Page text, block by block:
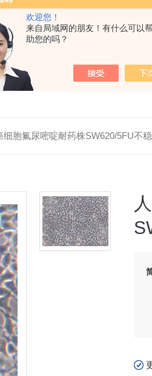
欢迎您！
来自局域网的朋友！有什么可以
助您的吗？
胞氟尿嘧啶耐药株SW620/5FU不